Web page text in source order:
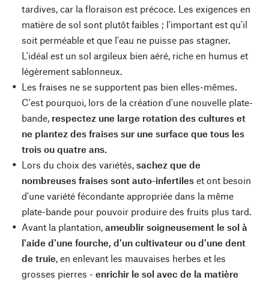
tardives, car la floraison est précoce. Les exigences en
matière de sol sont plutôt faibles ; l'important est qu'il
soit perméable et que l'eau ne puisse pas stagner.
L'idéal est un sol argileux bien aéré, riche en humus et
légèrement sablonneux.
Les fraises ne se supportent pas bien elles-mêmes.
C'est pourquoi, lors de la création d'une nouvelle plate-
bande, respectez une large rotation des cultures et
ne plantez des fraises sur une surface que tous les
trois ou quatre ans.
Lors du choix des variétés, sachez que de
nombreuses fraises sont auto-infertiles et ont besoin
d'une variété fécondante appropriée dans la même
plate-bande pour pouvoir produire des fruits plus tard.
Avant la plantation, ameublir soigneusement le sol à
l'aide d'une fourche, d'un cultivateur ou d'une dent
de truie, en enlevant les mauvaises herbes et les
grosses pierres - enrichir le sol avec de la matière